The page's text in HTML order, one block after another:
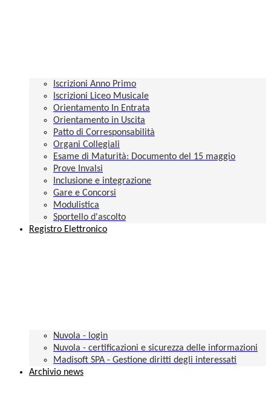
Iscrizioni Anno Primo
Iscrizioni Liceo Musicale
Orientamento In Entrata
Orientamento in Uscita
Patto di Corresponsabilità
Organi Collegiali
Esame di Maturità: Documento del 15 maggio
Prove Invalsi
Inclusione e integrazione
Gare e Concorsi
Modulistica
Sportello d'ascolto
Registro Elettronico
Nuvola - login
Nuvola - certificazioni e sicurezza delle informazioni
Madisoft SPA - Gestione diritti degli interessati
Archivio news